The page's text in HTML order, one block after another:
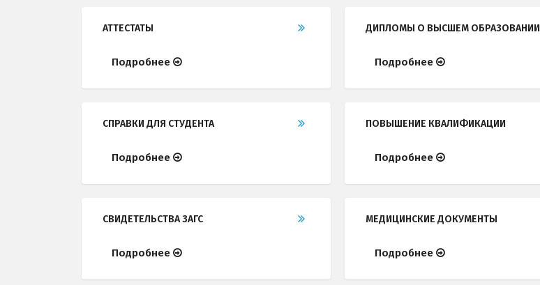
АТТЕСТАТЫ
Подробнее
ДИПЛОМЫ О ВЫСШЕМ ОБРАЗОВАНИИ
Подробнее
СПРАВКИ ДЛЯ СТУДЕНТА
Подробнее
ПОВЫШЕНИЕ КВАЛИФИКАЦИИ
Подробнее
СВИДЕТЕЛЬСТВА ЗАГС
Подробнее
МЕДИЦИНСКИЕ ДОКУМЕНТЫ
Подробнее